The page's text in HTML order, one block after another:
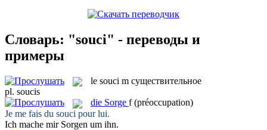
Словарь: "souci" - переводы и
примеры
le souci m существительное
pl. soucis
die Sorge f (préoccupation)
Je me fais du souci pour lui.
Ich mache mir Sorgen um ihn.